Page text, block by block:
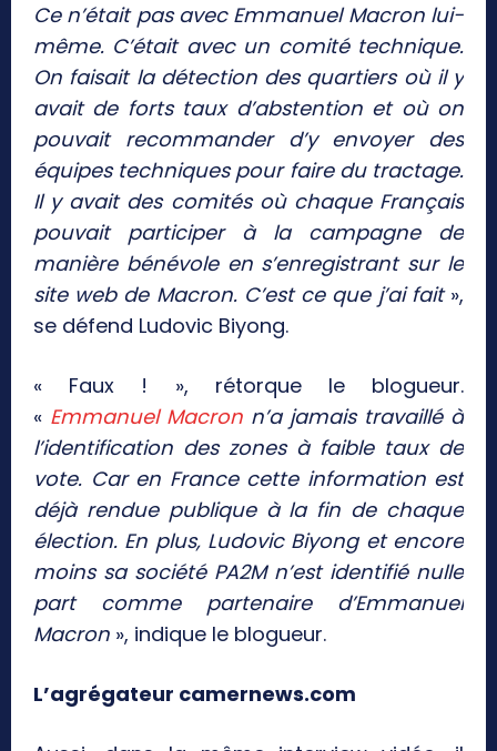
Ce n’était pas avec Emmanuel Macron lui-
même. C’était avec un comité technique.
On faisait la détection des quartiers où il y
avait de forts taux d’abstention et où on
pouvait recommander d’y envoyer des
équipes techniques pour faire du tractage.
Il y avait des comités où chaque Français
pouvait participer à la campagne de
manière bénévole en s’enregistrant sur le
site web de Macron. C’est ce que j’ai fait »,
se défend Ludovic Biyong.
« Faux ! », rétorque le blogueur.
« Emmanuel Macron n’a jamais travaillé à
l’identification des zones à faible taux de
vote. Car en France cette information est
déjà rendue publique à la fin de chaque
élection. En plus, Ludovic Biyong et encore
moins sa société PA2M n’est identifié nulle
part comme partenaire d’Emmanuel
Macron », indique le blogueur.
L’agrégateur camernews.com